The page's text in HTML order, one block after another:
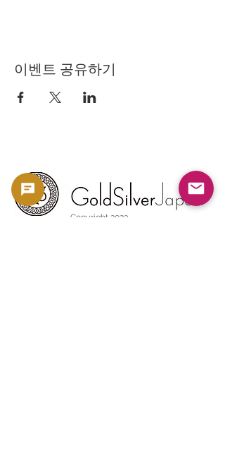
이벤트 공유하기
Copyright 2023 -